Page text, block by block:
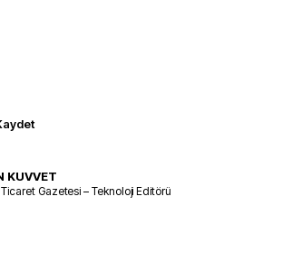
KUVVET
Gazetesi – Teknoloji Editörü